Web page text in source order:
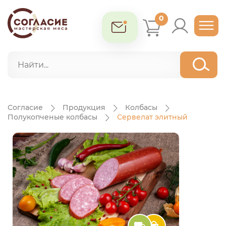
0
Согласие Продукция
Колбасы
Полукопченые колбасы
Сервелат элитный